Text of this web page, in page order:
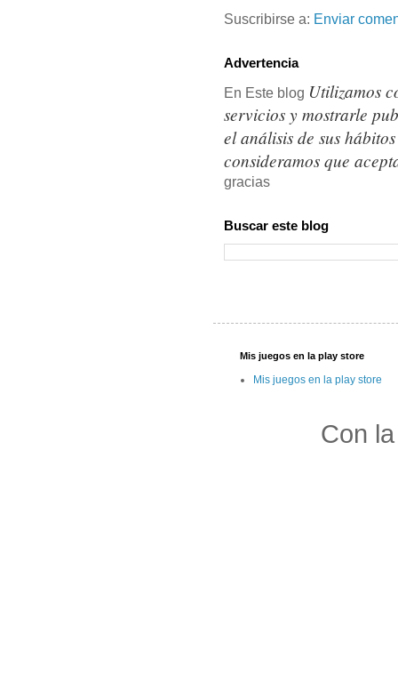
Suscribirse a: Enviar
Advertencia
En Este blog Utilizamos
servicios y mostrarle
el análisis de sus
consideramos que
gracias
Buscar este blog
Mis juegos en la play store
Mis juegos en la play store
Con